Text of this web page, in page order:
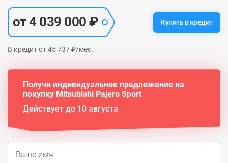
от 4 039 000 ₽ Купить в кредит
В кредит от 45 737 ₽/мес.
Получи индивидуальное предложение на
покупку Mitsubishi Pajero Sport
Действует до 10 августа